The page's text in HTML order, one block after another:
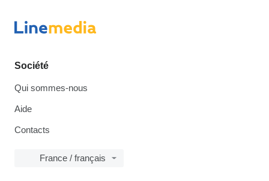
Société
Qui sommes-nous
Aide
Contacts
France / français